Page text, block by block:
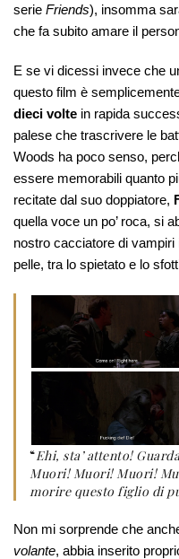
serie Friends), insomma
che fa subito amare il
E se vi dicessi invece che
questo film è
dieci volte in rapida
palese che trascrivere le
Woods ha poco senso,
essere memorabili quanto
recitate dal suo doppiatore,
quella voce un po’ roca, si
nostro cacciatore di
pelle, tra lo spietato e lo
“Ehi, sta’ attento!
Muori! Muori! Muori!
morire questo figlio di
Non mi sorprende che
volante, abbia inserito